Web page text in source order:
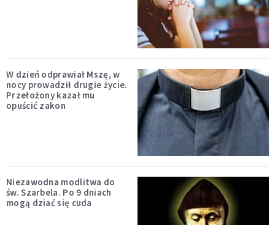
W dzień odprawiał Mszę, w
nocy prowadził drugie życie.
Przełożony kazał mu
opuścić zakon
Niezawodna modlitwa do
św. Szarbela. Po 9 dniach
mogą dziać się cuda